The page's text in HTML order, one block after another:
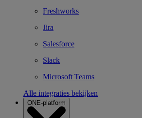
Freshworks
Jira
Salesforce
Slack
Microsoft Teams
Alle integraties bekijken
ONE-platform